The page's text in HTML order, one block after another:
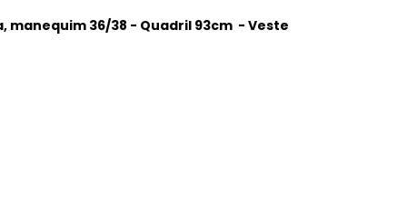
manequim 36/38 - Quadril 93cm - Veste